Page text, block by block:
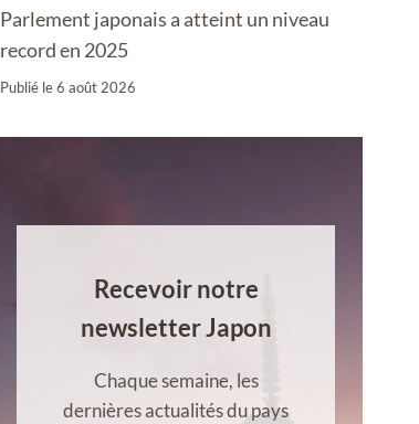
Parlement japonais a atteint un niveau
record en 2025
Publié le6 août 2026
Recevoir notre
newsletter Japon
Chaque semaine, les
dernières actualités du pays